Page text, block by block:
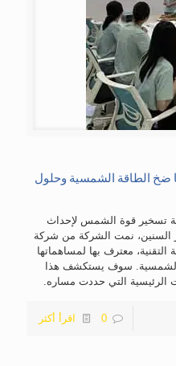
ضخ الطاقة الشمسية وحلول
في عام 2009، بمهمة تسخير قوة الشمس لإحداث
السنين، نمت الشركة من شركة
معترف بها لمساهماتها
الشمسية. سوف يستكشف هذا
الرئيسية التي حددت مساره.
0 اقرأ أكثر